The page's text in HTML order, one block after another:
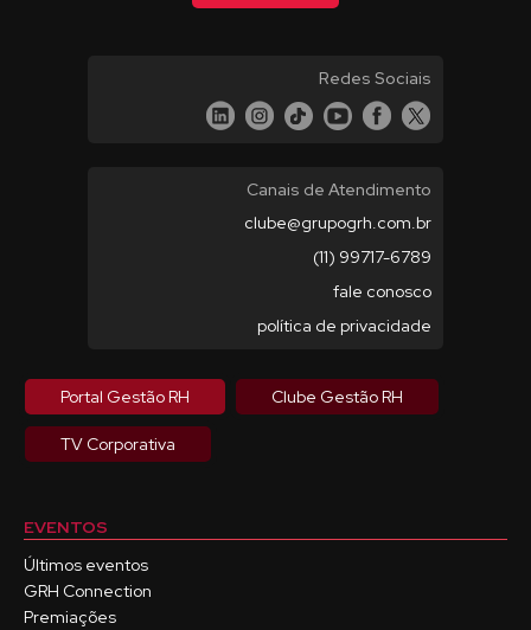
Redes Sociais
Canais de Atendimento
clube@grupogrh.com.br
(11) 99717-6789
fale conosco
política de privacidade
Portal Gestão RH Clube Gestão RH
TV Corporativa
EVENTOS
Últimos eventos
GRH Connection
Premiações